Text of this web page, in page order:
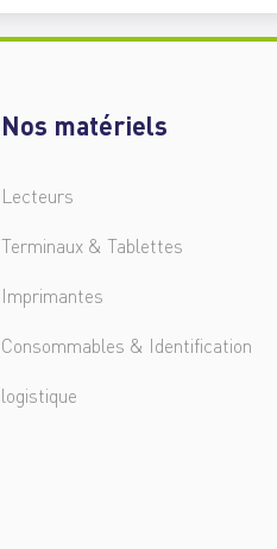
Nos matériels
Lecteurs
Terminaux & Tablettes
Imprimantes
Consommables & Identification
logistique